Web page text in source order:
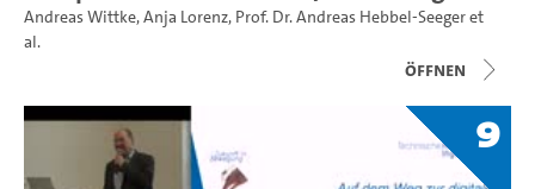
Andreas Wittke,Anja Lorenz, Prof. Dr. Andreas Hebbel-Seegeret
al.
Öffnen
9